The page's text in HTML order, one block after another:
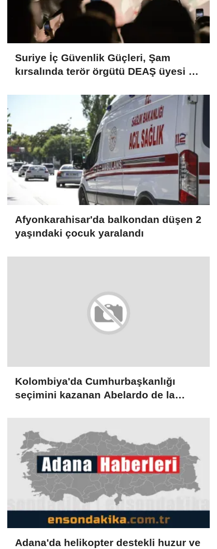
Suriye İç Güvenlik Güçleri, Şam
kırsalında terör örgütü DEAŞ üyesi 2
Afyonkarahisar'da balkondan düşen 2
yaşındaki çocuk yaralandı
Kolombiya'da Cumhurbaşkanlığı
seçimini kazanan Abelardo de la
Adana'da helikopter destekli huzur ve